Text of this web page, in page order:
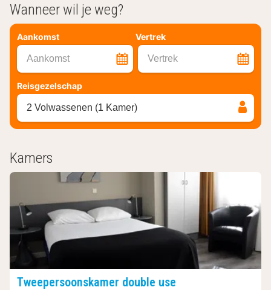
Wanneer wil je weg?
Aankomst Vertrek
Aankomst Vertrek
Reisgezelschap
2 Volwassenen (1 Kamer)
Kamers
Tweepersoonskamer double use